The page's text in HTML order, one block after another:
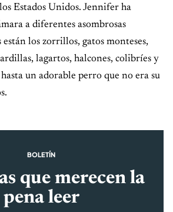
Estados Unidos. Jennifer ha
a diferentes asombrosas
están los zorrillos, gatos monteses,
lagartos, halcones, colibríes y
un adorable perro que no era su
BOLETÍN
que merecen la
pena leer